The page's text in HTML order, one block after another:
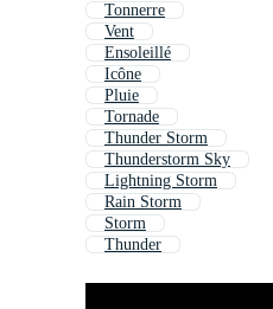
Tonnerre
Vent
Ensoleillé
Icône
Pluie
Tornade
Thunder Storm
Thunderstorm Sky
Lightning Storm
Rain Storm
Storm
Thunder